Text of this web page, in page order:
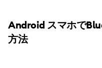
Android スマホで
方法